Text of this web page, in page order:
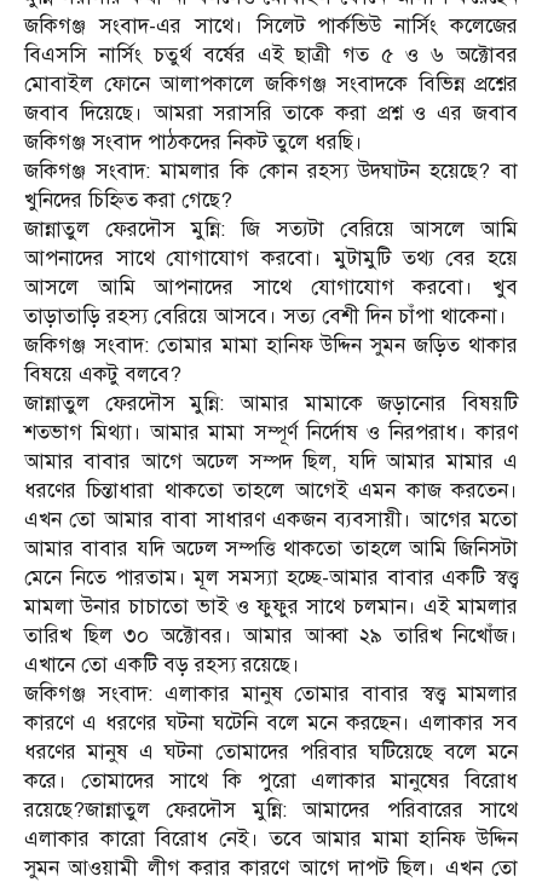
জকিগঞ্জ সংবাদ-এর সাথে। সিলেট পার্কভিউ নার্সিং কলেজের
বিএসসি নার্সিং চতুর্থ বর্ষের এই ছাত্রী গত ৫ ও ৬ অক্টোবর
মোবাইল ফোনে আলাপকালে জকিগঞ্জ সংবাদকে বিভিন্ন প্রশ্নের
জবাব দিয়েছে। আমরা সরাসরি তাকে করা প্রশ্ন ও এর জবাব
জকিগঞ্জ সংবাদ পাঠকদের নিকট তুলে ধরছি।
জকিগঞ্জ সংবাদ: মামলার কি কোন রহস্য উদঘাটন হয়েছে? বা
খুনিদের চিহ্নিত করা গেছে?
জান্নাতুল ফেরদৌস মুন্নি: জি সত্যটা বেরিয়ে আসলে আমি
আপনাদের সাথে যোগাযোগ করবো। মুটামুটি তথ্য বের হয়ে
আসলে আমি আপনাদের সাথে যোগাযোগ করবো। খুব
তাড়াতাড়ি রহস্য বেরিয়ে আসবে। সত্য বেশী দিন চাঁপা থাকেনা।
জকিগঞ্জ সংবাদ: তোমার মামা হানিফ উদ্দিন সুমন জড়িত থাকার
বিষয়ে একটু বলবে?
জান্নাতুল ফেরদৌস মুন্নি: আমার মামাকে জড়ানোর বিষয়টি
শতভাগ মিথ্যা। আমার মামা সম্পূর্ণ নির্দোষ ও নিরপরাধ। কারণ
আমার বাবার আগে অঢেল সম্পদ ছিল, যদি আমার মামার এ
ধরণের চিন্তাধারা থাকতো তাহলে আগেই এমন কাজ করতেন।
এখন তো আমার বাবা সাধারণ একজন ব্যবসায়ী। আগের মতো
আমার বাবার যদি অঢেল সম্পত্তি থাকতো তাহলে আমি জিনিসটা
মেনে নিতে পারতাম। মূল সমস্যা হচ্ছে-আমার বাবার একটি স্বত্ত্ব
মামলা উনার চাচাতো ভাই ও ফুফুর সাথে চলমান। এই মামলার
তারিখ ছিল ৩০ অক্টোবর। আমার আব্বা ২৯ তারিখ নিখোঁজ।
এখানে তো একটি বড় রহস্য রয়েছে।
জকিগঞ্জ সংবাদ: এলাকার মানুষ তোমার বাবার স্বত্ত্ব মামলার
কারণে এ ধরণের ঘটনা ঘটেনি বলে মনে করছেন। এলাকার সব
ধরণের মানুষ এ ঘটনা তোমাদের পরিবার ঘটিয়েছে বলে মনে
করে। তোমাদের সাথে কি পুরো এলাকার মানুষের বিরোধ
রয়েছে?জান্নাতুল ফেরদৌস মুন্নি: আমাদের পরিবারের সাথে
এলাকার কারো বিরোধ নেই। তবে আমার মামা হানিফ উদ্দিন
সুমন আওয়ামী লীগ করার কারণে আগে দাপট ছিল। এখন তো